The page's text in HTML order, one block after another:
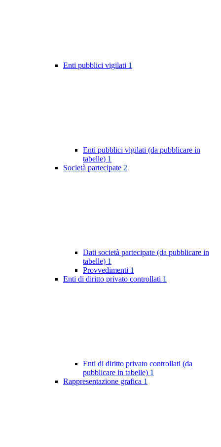
Enti pubblici vigilati 1
Enti pubblici vigilati (da pubblicare in
tabelle) 1
Società partecipate 2
Dati società partecipate (da pubblicare in
tabelle) 1
Provvedimenti 1
Enti di diritto privato controllati 1
Enti di diritto privato controllati (da
pubblicare in tabelle) 1
Rappresentazione grafica 1